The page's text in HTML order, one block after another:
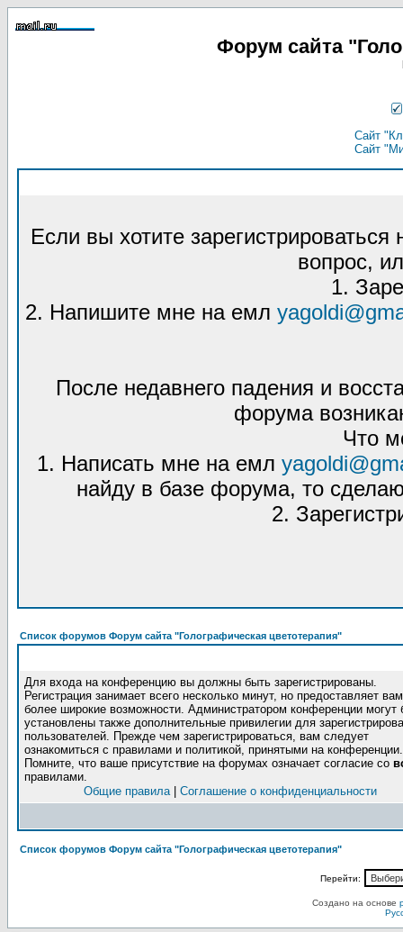
Форум сайта
Сайт
Сайт
Если вы хотите
вопрос,
1.
2. Напишите мне на емл
После недавнего падения и
форума
Что
1. Написать мне на емл
найду в базе форума, то
2.
Список форумов Форум сайта "Голографическая цветотерапия"
Для входа на конференцию вы должны быть зарегистрированы.
Регистрация занимает всего несколько минут, но предоставляет вам
более широкие возможности. Администратором конференции могут
установлены также дополнительные привилегии для
пользователей. Прежде чем зарегистрироваться, вам следует
ознакомиться с правилами и политикой, принятыми на конференции.
Помните, что ваше присутствие на форумах означает согласие со
правилами.
Общие правила| Соглашение о конфиденциальности
Список форумов Форум сайта "Голографическая цветотерапия"
Перейти:
Создано на основе